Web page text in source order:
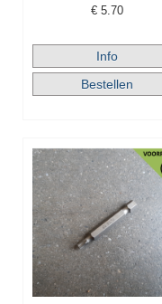
€5.70